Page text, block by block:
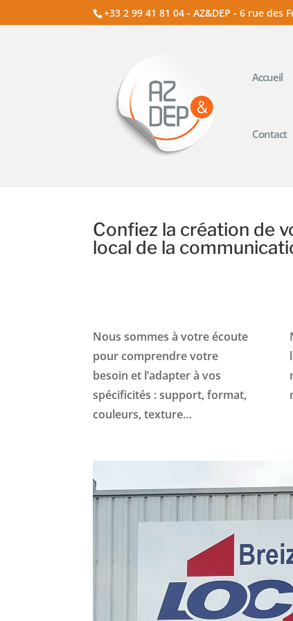
+33 2 99 41 81 04 - AZ&DEP - 6 rue
Accueil
Contact
Confiez la création de
local de la
Nous sommes à votre écoute
pour comprendre votre
besoin et l’adapter à vos
spécificités : support, format,
couleurs, texture…